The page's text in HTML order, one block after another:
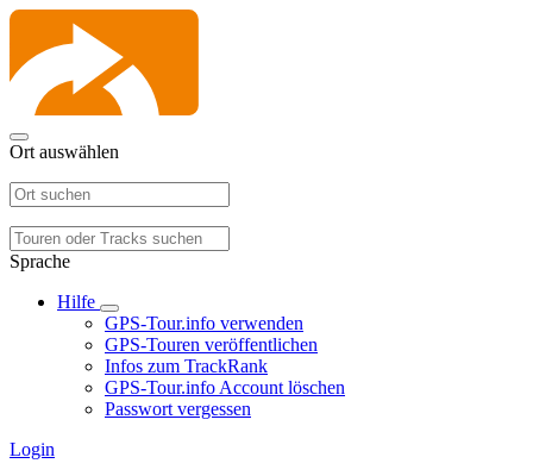
Ort auswählen
Sprache
Hilfe
GPS-Tour.info verwenden
GPS-Touren veröffentlichen
Infos zum TrackRank
GPS-Tour.info Account löschen
Passwort vergessen
Login